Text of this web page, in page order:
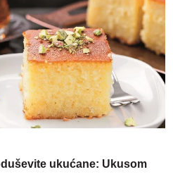
ukućane: Ukusom